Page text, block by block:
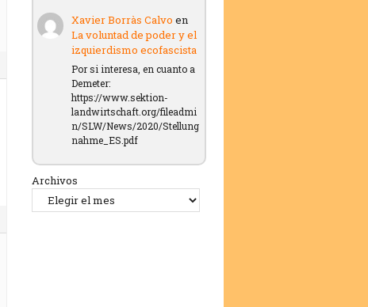
Xavier Borràs Calvo en
La voluntad de poder y el
izquierdismo ecofascista
Por si interesa, en cuanto a
Demeter:
https://www.sektion-
landwirtschaft.org/fileadmi
n/SLW/News/2020/Stellung
nahme_ES.pdf
Archivos